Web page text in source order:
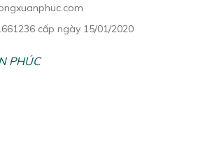
cấp ngày 15/01/2020
PHÚC